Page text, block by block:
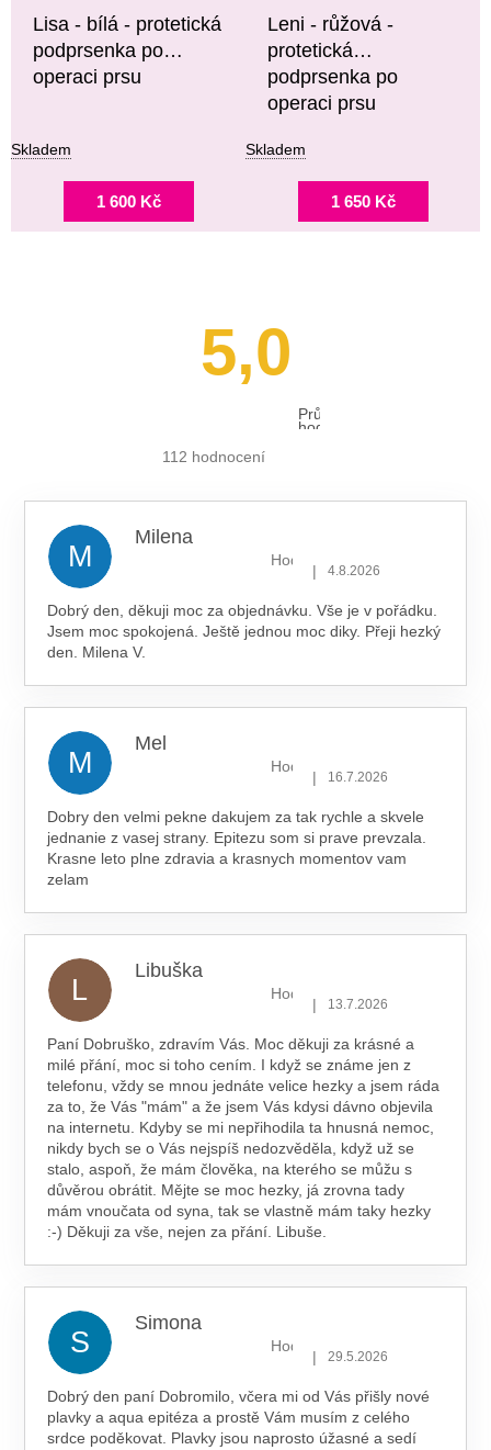
Lisa - bílá - protetická
podprsenka po
operaci prsu
Skladem
1 600 Kč
Leni - růžová -
protetická
podprsenka po
operaci prsu
Skladem
1 650 Kč
5,0
Průměrné
hodnocení
112 hodnocení
M
Milena
Hodnocení obchodu je 5 z 5
| 4.8.2026
Dobrý den, děkuji moc za objednávku. Vše je v pořádku.
Jsem moc spokojená. Ještě jednou moc diky. Přeji hezký
den. Milena V.
M
Mel
Hodnocení obchodu je 5 z 5
| 16.7.2026
Dobry den velmi pekne dakujem za tak rychle a skvele
jednanie z vasej strany. Epitezu som si prave prevzala.
Krasne leto plne zdravia a krasnych momentov vam
zelam
L
Libuška
Hodnocení obchodu je 5 z 5
| 13.7.2026
Paní Dobruško, zdravím Vás. Moc děkuji za krásné a
milé přání, moc si toho cením. I když se známe jen z
telefonu, vždy se mnou jednáte velice hezky a jsem ráda
za to, že Vás "mám" a že jsem Vás kdysi dávno objevila
na internetu. Kdyby se mi nepřihodila ta hnusná nemoc,
nikdy bych se o Vás nejspíš nedozvěděla, když už se
stalo, aspoň, že mám člověka, na kterého se můžu s
důvěrou obrátit. Mějte se moc hezky, já zrovna tady
mám vnoučata od syna, tak se vlastně mám taky hezky
:-) Děkuji za vše, nejen za přání. Libuše.
S
Simona
Hodnocení obchodu je 5 z 5
| 29.5.2026
Dobrý den paní Dobromilo, včera mi od Vás přišly nové
plavky a aqua epitéza a prostě Vám musím z celého
srdce poděkovat. Plavky jsou naprosto úžasné a sedí